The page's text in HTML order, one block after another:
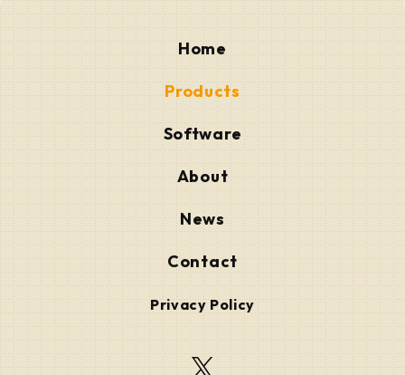
Home
Products
Software
About
News
Contact
Privacy Policy